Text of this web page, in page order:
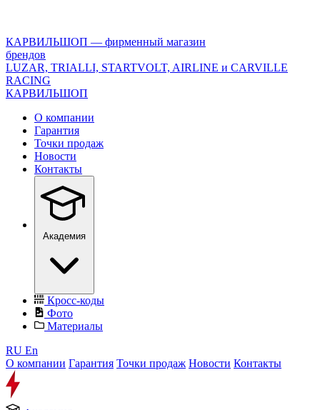
version="1.0"
encoding="utf-
8"?
>
КАРВИЛЬШОП — фирменный магазин
брендов
LUZAR, TRIALLI, STARTVOLT, AIRLINE и CARVILLE
RACING
КАРВИЛЬШОП
О компании
Гарантия
Точки продаж
Новости
Контакты
Академия
Кросс-коды
Фото
Материалы
RU En
О компании Гарантия Точки продаж Новости Контакты